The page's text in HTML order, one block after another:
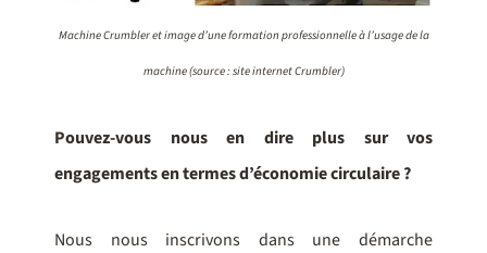
Machine Crumbler et image d’une formation professionnelle à l’usage de la
machine (source : site internet Crumbler)
Pouvez-vous nous en dire plus sur vos
engagements en termes d’économie circulaire ?
Nous nous inscrivons dans une démarche